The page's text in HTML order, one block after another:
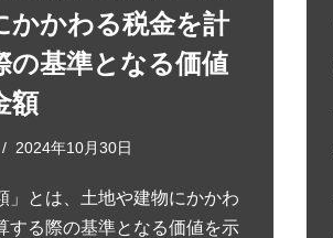
かかわる税金を計
の基準となる価値
額
2024年10月30日
」とは、土地や建物にかかわ
する際の基準となる価値を示